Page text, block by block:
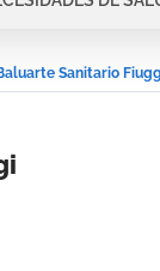
Sanitario